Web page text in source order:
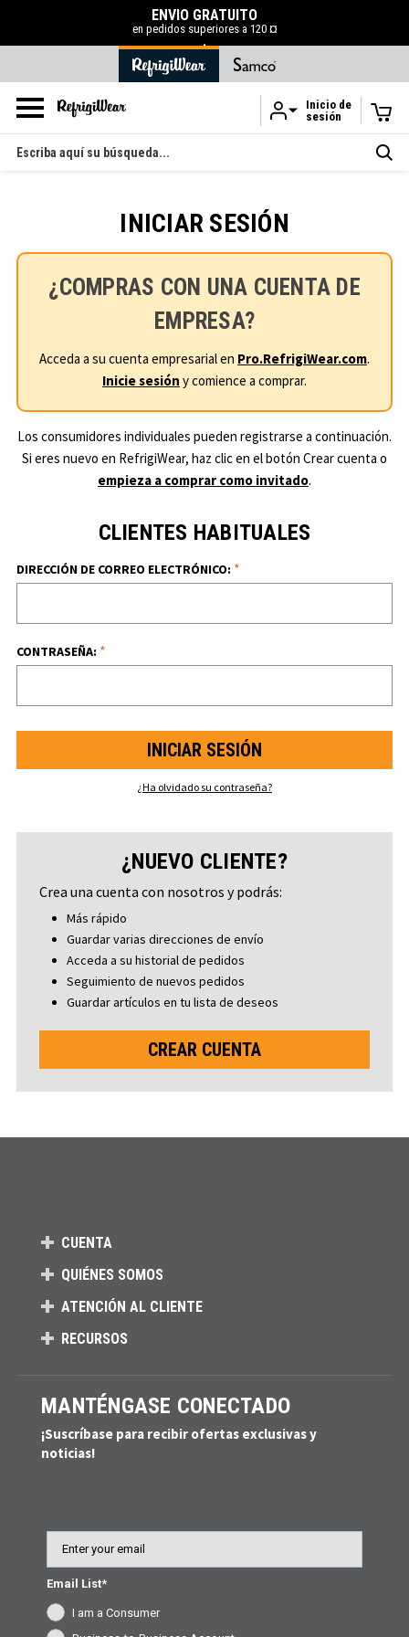
Ir al contenido principal
ENVÍO GRATUITO
en pedidos superiores a 120 ¤
.
Inicio de
sesión
Buscar
en
INICIAR SESIÓN
¿COMPRAS CON UNA CUENTA DE
EMPRESA?
Acceda a su cuenta empresarial en Pro.RefrigiWear.com.
Inicie sesión y comience a comprar.
Los consumidores individuales pueden registrarse a continuación.
Si eres nuevo en RefrigiWear, haz clic en el botón Crear cuenta o
empieza a comprar como invitado.
CLIENTES HABITUALES
DIRECCIÓN DE CORREO ELECTRÓNICO: *
CONTRASEÑA: *
¿Ha olvidado su contraseña?
¿NUEVO CLIENTE?
Crea una cuenta con nosotros y podrás:
Más rápido
Guardar varias direcciones de envío
Acceda a su historial de pedidos
Seguimiento de nuevos pedidos
Guardar artículos en tu lista de deseos
CREAR CUENTA
CUENTA
QUIÉNES SOMOS
ATENCIÓN AL CLIENTE
RECURSOS
MANTÉNGASE CONECTADO
¡Suscríbase para recibir ofertas exclusivas y
noticias!
Email List*
I am a Consumer